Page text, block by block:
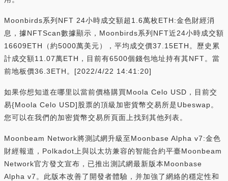
Moonbirds系列NFT 24小時成交額超1.6萬枚ETH:金色財經消
息，據NFTScan數據顯示，Moonbirds系列NFT近24小時成交額
16609ETH（約5000萬美元），平均成交價37.15ETH。歷史累
計成交額11.07萬ETH，目前有6500個錢包地址持有其NFT。當
前地板價36.3ETH。[2022/4/22 14:41:20]
如果你想知道在哪里以當前價格購買Moola Celo USD，目前交
易{Moola Celo USD]股票的頂級加密貨幣交易所是Ubeswap。
您可以在我們的加密貨幣交易所頁面上找到其他列表。
Moonbeam Network將測試網升級至Moonbase Alpha v7:金色
財經報道，Polkadot上與以太坊兼容的智能合約平臺Moonbeam
Network官方發文宣布，已推出測試網最新版本Moonbase
Alpha v7。此版本改善了開發者體驗，并加強了網絡的穩定性和